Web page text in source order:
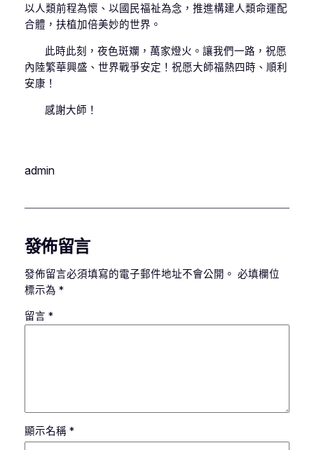
以人類前程為懷、以國民福祉為念，推進構建人類命運配
合體，扶植加倍美妙的世界。
此時此刻，夜色斑斕，萬家燈火。讓我們一路，祝愿
內陸繁華興盛、世界戰爭安定！祝愿大師福熱四時、順利
安康！
感謝大師！
admin
發佈留言
發佈留言必須填寫的電子郵件地址不會公開。 必填欄位
標示為 *
留言 *
顯示名稱 *